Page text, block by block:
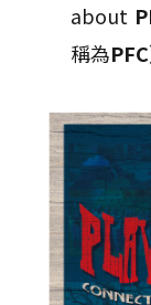
about
稱為PFC